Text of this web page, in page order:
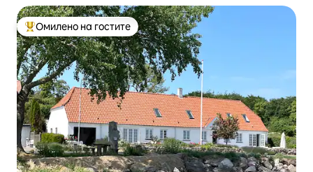
Меѓу најуспешните „Омилени на гостите“
Омилено на гостите